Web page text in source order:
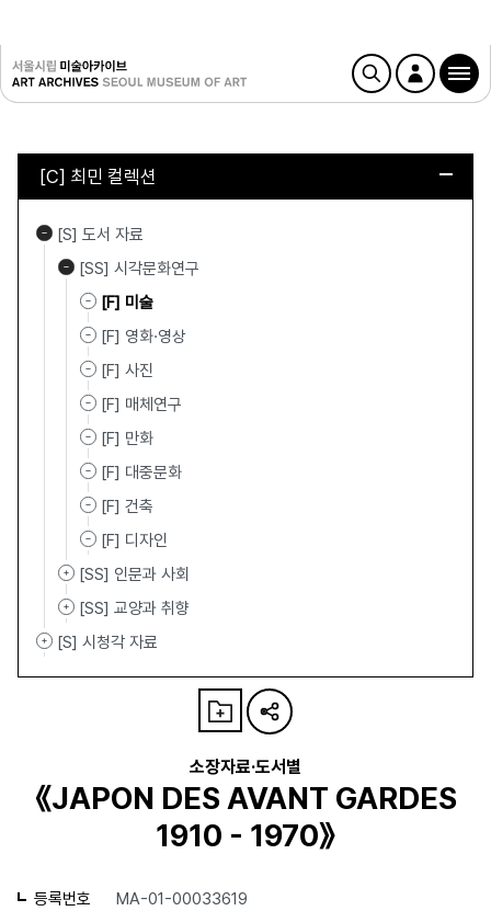
[C] 최민 컬렉션
[S] 도서 자료
[SS] 시각문화연구
[F] 미술
[F] 영화·영상
[F] 사진
[F] 매체연구
[F] 만화
[F] 대중문화
[F] 건축
[F] 디자인
[SS] 인문과 사회
[SS] 교양과 취향
[S] 시청각 자료
소장자료·도서별
《JAPON DES AVANT GARDES
1910 - 1970》
등록번호 MA-01-00033619